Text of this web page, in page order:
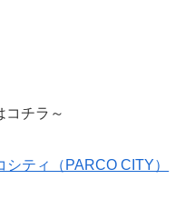
コチラ～
ティ（PARCO CITY）